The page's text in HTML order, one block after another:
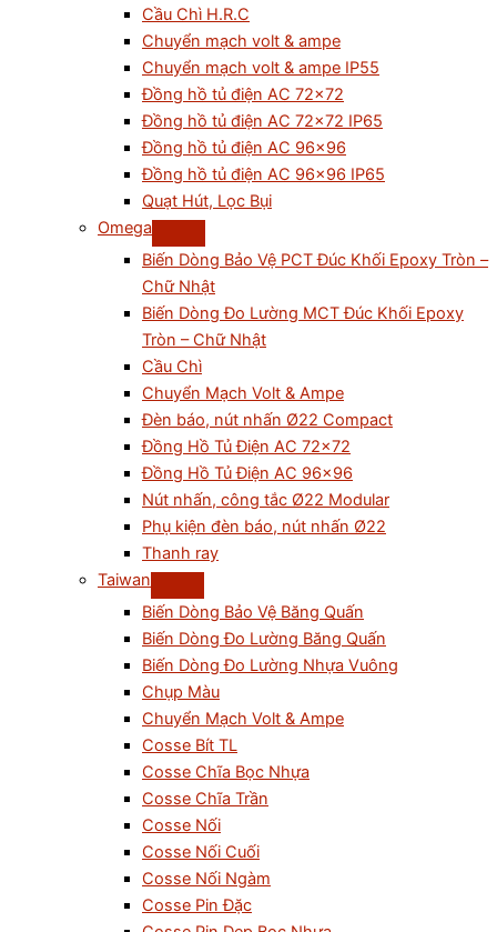
Cầu Chì H.R.C
Chuyển mạch volt & ampe
Chuyển mạch volt & ampe IP55
Đồng hồ tủ điện AC 72×72
Đồng hồ tủ điện AC 72×72 IP65
Đồng hồ tủ điện AC 96×96
Đồng hồ tủ điện AC 96×96 IP65
Quạt Hút, Lọc Bụi
Omega
Biến Dòng Bảo Vệ PCT Đúc Khối Epoxy Tròn –
Chữ Nhật
Biến Dòng Đo Lường MCT Đúc Khối Epoxy
Tròn – Chữ Nhật
Cầu Chì
Chuyển Mạch Volt & Ampe
Đèn báo, nút nhấn Ø22 Compact
Đồng Hồ Tủ Điện AC 72×72
Đồng Hồ Tủ Điện AC 96×96
Nút nhấn, công tắc Ø22 Modular
Phụ kiện đèn báo, nút nhấn Ø22
Thanh ray
Taiwan
Biến Dòng Bảo Vệ Băng Quấn
Biến Dòng Đo Lường Băng Quấn
Biến Dòng Đo Lường Nhựa Vuông
Chụp Màu
Chuyển Mạch Volt & Ampe
Cosse Bít TL
Cosse Chĩa Bọc Nhựa
Cosse Chĩa Trần
Cosse Nối
Cosse Nối Cuối
Cosse Nối Ngàm
Cosse Pin Đặc